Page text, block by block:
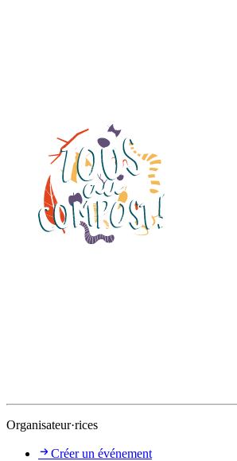
Organisateur·rices
Créer un événement